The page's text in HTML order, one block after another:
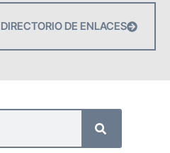
DIRECTORIO DE ENLACES